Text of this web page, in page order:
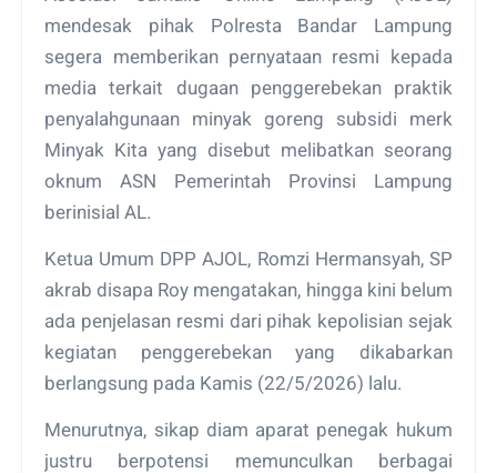
mendesak pihak Polresta Bandar Lampung
segera memberikan pernyataan resmi kepada
media terkait dugaan penggerebekan praktik
penyalahgunaan minyak goreng subsidi merk
Minyak Kita yang disebut melibatkan seorang
oknum ASN Pemerintah Provinsi Lampung
berinisial AL.
Ketua Umum DPP AJOL, Romzi Hermansyah, SP
akrab disapa Roy mengatakan, hingga kini belum
ada penjelasan resmi dari pihak kepolisian sejak
kegiatan penggerebekan yang dikabarkan
berlangsung pada Kamis (22/5/2026) lalu.
Menurutnya, sikap diam aparat penegak hukum
justru berpotensi memunculkan berbagai